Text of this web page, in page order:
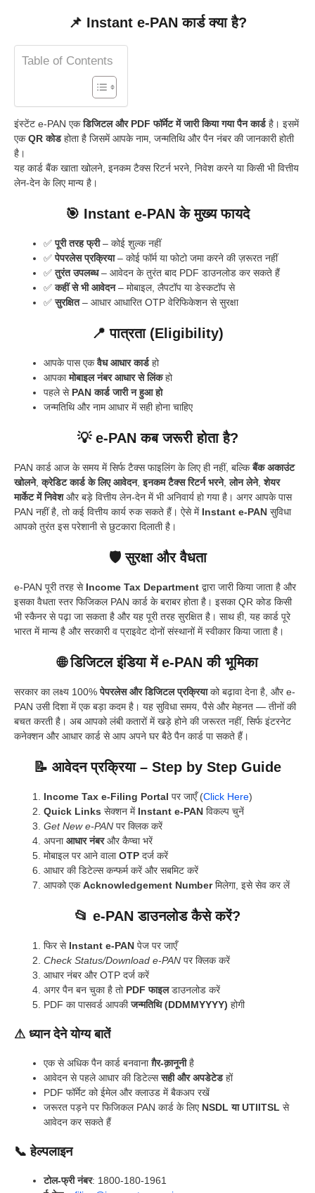
📌 Instant e-PAN कार्ड क्या है?
Table of Contents
इंस्टेंट e-PAN एकडिजिटल और PDF फॉर्मेट में जारी किया गया पैन कार्डहै। इसमें
एकQR कोडहोता है जिसमें आपके नाम, जन्मतिथि और पैन नंबर की जानकारी होती
है।
यह कार्ड बैंक खाता खोलने, इनकम टैक्स रिटर्न भरने, निवेश करने या किसी भी वित्तीय
लेन-देन के लिए मान्य है।
🎯 Instant e-PAN के मुख्य फायदे
✅पूरी तरह फ्री– कोई शुल्क नहीं
✅पेपरलेस प्रक्रिया– कोई फॉर्म या फोटो जमा करने की ज़रूरत नहीं
✅तुरंत उपलब्ध– आवेदन के तुरंत बाद PDF डाउनलोड कर सकते हैं
✅कहीं से भी आवेदन– मोबाइल, लैपटॉप या डेस्कटॉप से
✅सुरक्षित– आधार आधारित OTP वेरिफिकेशन से सुरक्षा
📍 पात्रता (Eligibility)
आपके पास एकवैध आधार कार्डहो
आपकामोबाइल नंबर आधार से लिंकहो
पहले से PAN कार्ड जारी न हुआ हो
जन्मतिथि और नाम आधार में सही होना चाहिए
💡 e-PAN कब जरूरी होता है?
PAN कार्ड आज के समय में सिर्फ टैक्स फाइलिंग के लिए ही नहीं, बल्किबैंक अकाउंट
खोलने,क्रेडिट कार्ड के लिए आवेदन,इनकम टैक्स रिटर्न भरने,लोन लेने,शेयर
मार्केट में निवेशऔर बड़े वित्तीय लेन-देन में भी अनिवार्य हो गया है। अगर आपके पास
PAN नहीं है, तो कई वित्तीय कार्य रुक सकते हैं। ऐसे में Instant e-PAN सुविधा
आपको तुरंत इस परेशानी से छुटकारा दिलाती है।
🛡 सुरक्षा और वैधता
e-PAN पूरी तरह से Income Tax Department द्वारा जारी किया जाता है और
इसका वैधता स्तर फिजिकल PAN कार्ड के बराबर होता है। इसका QR कोड किसी
भी स्कैनर से पढ़ा जा सकता है और यह पूरी तरह सुरक्षित है। साथ ही, यह कार्ड पूरे
भारत में मान्य है और सरकारी व प्राइवेट दोनों संस्थानों में स्वीकार किया जाता है।
🌐 डिजिटल इंडिया में e-PAN की भूमिका
सरकार का लक्ष्य 100%पेपरलेस और डिजिटल प्रक्रियाको बढ़ावा देना है, और e-
PAN उसी दिशा में एक बड़ा कदम है। यह सुविधा समय, पैसे और मेहनत — तीनों की
बचत करती है। अब आपको लंबी कतारों में खड़े होने की जरूरत नहीं, सिर्फ इंटरनेट
कनेक्शन और आधार कार्ड से आप अपने घर बैठे पैन कार्ड पा सकते हैं।
📝 आवेदन प्रक्रिया – Step by Step Guide
Income Tax e-Filing Portal पर जाएँ (Click Here)
Quick Links सेक्शन में Instant e-PAN विकल्प चुनें
Get New e-PAN पर क्लिक करें
अपनाआधार नंबरऔर कैप्चा भरें
मोबाइल पर आने वालाOTP दर्ज करें
आधार की डिटेल्स कन्फर्म करें और सबमिट करें
आपको एकAcknowledgement Numberमिलेगा, इसे सेव कर लें
📂 e-PAN डाउनलोड कैसे करें?
फिर से Instant e-PAN पेज पर जाएँ
Check Status/Download e-PAN पर क्लिक करें
आधार नंबर और OTP दर्ज करें
अगर पैन बन चुका है तो PDF फाइलडाउनलोड करें
PDF का पासवर्ड आपकीजन्मतिथि (DDMMYYYY) होगी
⚠ ध्यान देने योग्य बातें
एक से अधिक पैन कार्ड बनवानाग़ैर-क़ानूनीहै
आवेदन से पहले आधार की डिटेल्ससही और अपडेटेडहों
PDF फॉर्मेट को ईमेल और क्लाउड में बैकअप रखें
जरूरत पड़ने पर फिजिकल PAN कार्ड के लिए NSDL या UTIITSL से
आवेदन कर सकते हैं
📞 हेल्पलाइन
टोल-फ्री नंबर: 1800-180-1961